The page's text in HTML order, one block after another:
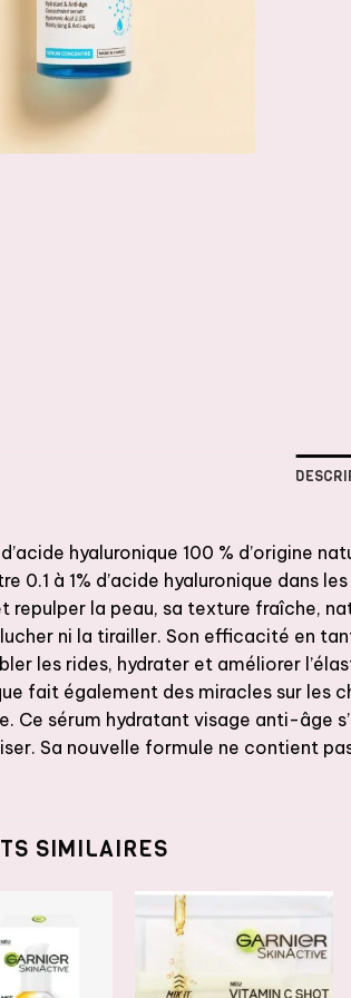
hyaluronique 100 % d’origine
0.1 à 1% d’acide hyaluronique dans
repulper la peau, sa texture fraîche,
ni la tirailler. Son efficacité en
les rides, hydrater et améliorer
fait également des miracles sur les
Ce sérum hydratant visage anti-âge
Sa nouvelle formule ne contient
SIMILAIRES